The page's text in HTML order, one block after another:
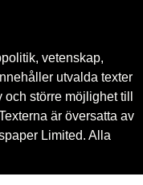
EKN.
vetenskap,
utvalda texter
större möjlighet till
är översatta av
Limited. Alla